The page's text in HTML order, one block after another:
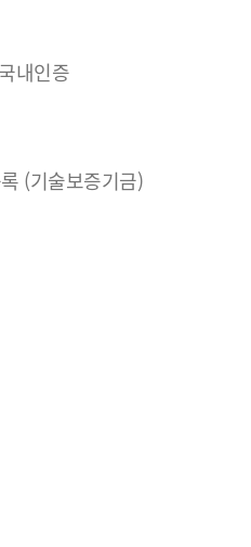
내인증
(기술보증기금)